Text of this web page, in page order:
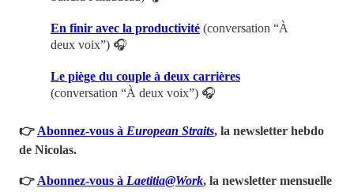
En finir avec la productivité (conversation “À
deux voix”) 🎧
Le piège du couple à deux carrières
(conversation “À deux voix”) 🎧
👉 Abonnez-vous à European Straits, la newsletter hebdo
de Nicolas.
👉 Abonnez-vous à Laetitia@Work, la newsletter mensuelle